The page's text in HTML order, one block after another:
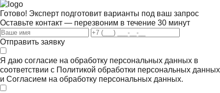
Готово! Эксперт подготовит варианты под ваш запрос
Оставьте контакт — перезвоним в течение 30 минут
Отправить заявку
Я даю согласие на обработку персональных данных в
соответствии с Политикой обработки персональных данных
и Согласием на обработку персональных данных.